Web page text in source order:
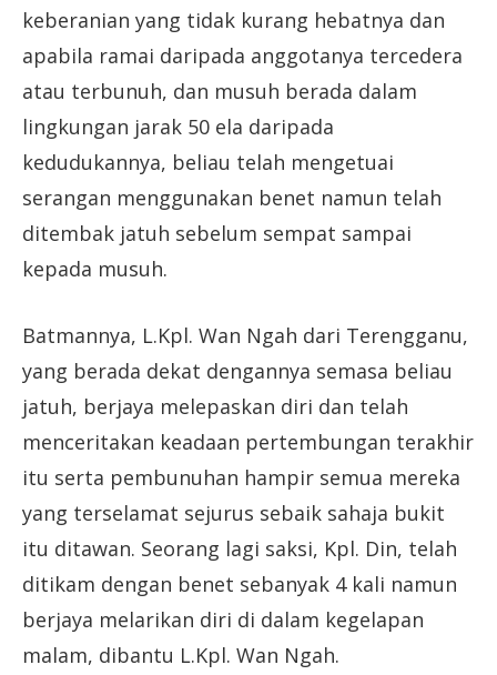
keberanian yang tidak kurang hebatnya dan
apabila ramai daripada anggotanya tercedera
atau terbunuh, dan musuh berada dalam
lingkungan jarak 50 ela daripada
kedudukannya, beliau telah mengetuai
serangan menggunakan benet namun telah
ditembak jatuh sebelum sempat sampai
kepada musuh.
Batmannya, L.Kpl. Wan Ngah dari Terengganu,
yang berada dekat dengannya semasa beliau
jatuh, berjaya melepaskan diri dan telah
menceritakan keadaan pertembungan terakhir
itu serta pembunuhan hampir semua mereka
yang terselamat sejurus sebaik sahaja bukit
itu ditawan. Seorang lagi saksi, Kpl. Din, telah
ditikam dengan benet sebanyak 4 kali namun
berjaya melarikan diri di dalam kegelapan
malam, dibantu L.Kpl. Wan Ngah.